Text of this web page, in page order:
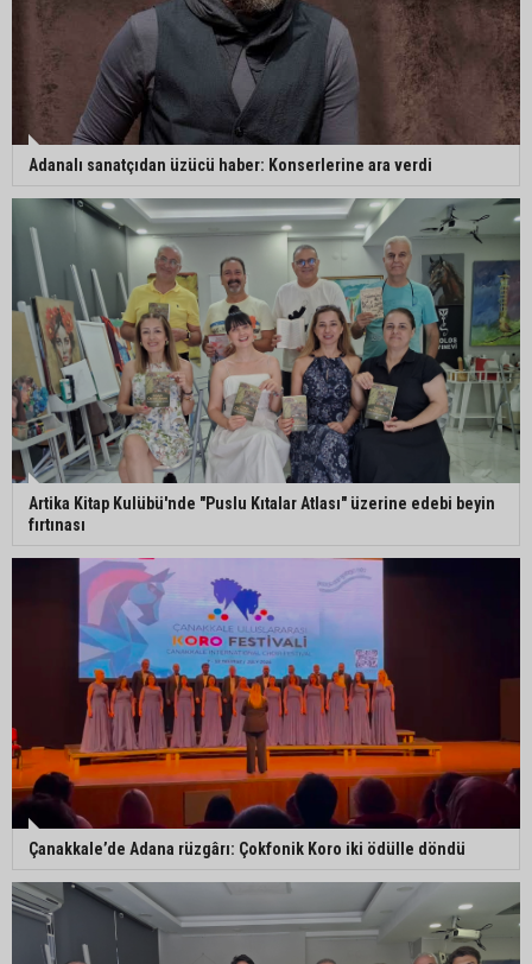
Adanalı sanatçıdan üzücü haber: Konserlerine ara verdi
Artika Kitap Kulübü'nde "Puslu Kıtalar Atlası" üzerine edebi beyin
fırtınası
Çanakkale’de Adana rüzgârı: Çokfonik Koro iki ödülle döndü